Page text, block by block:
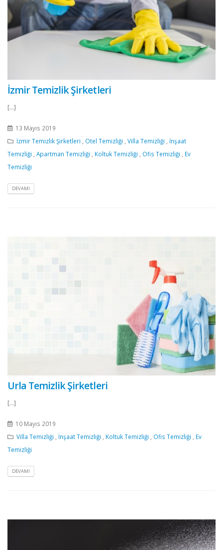
İzmir Temizlik Şirketleri
[...]
13 Mayıs 2019
İzmir Temizlik Şirketleri
Otel Temizliği Villa Temizliği
İnşaat
Temizliği
Apartman Temizliği Koltuk Temizliği Ofis Temizliği
Ev
Temizliği
DEVAMI
Urla Temizlik Şirketleri
[...]
10 Mayıs 2019
Villa Temizliği
İnşaat Temizliği Koltuk Temizliği Ofis Temizliği
Ev
Temizliği
DEVAMI